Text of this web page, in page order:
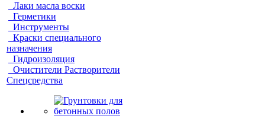
Лаки масла воски
Герметики
Инструменты
Краски специального
назначения
Гидроизоляция
Очистители Растворители
Спецсредства